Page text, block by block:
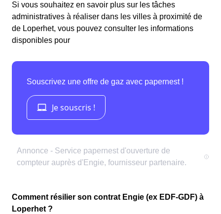
Si vous souhaitez en savoir plus sur les tâches
administratives à réaliser dans les villes à proximité de
de Loperhet, vous pouvez consulter les informations
disponibles pour
Comment résilier son contrat Engie (ex EDF-GDF) à
Loperhet ?